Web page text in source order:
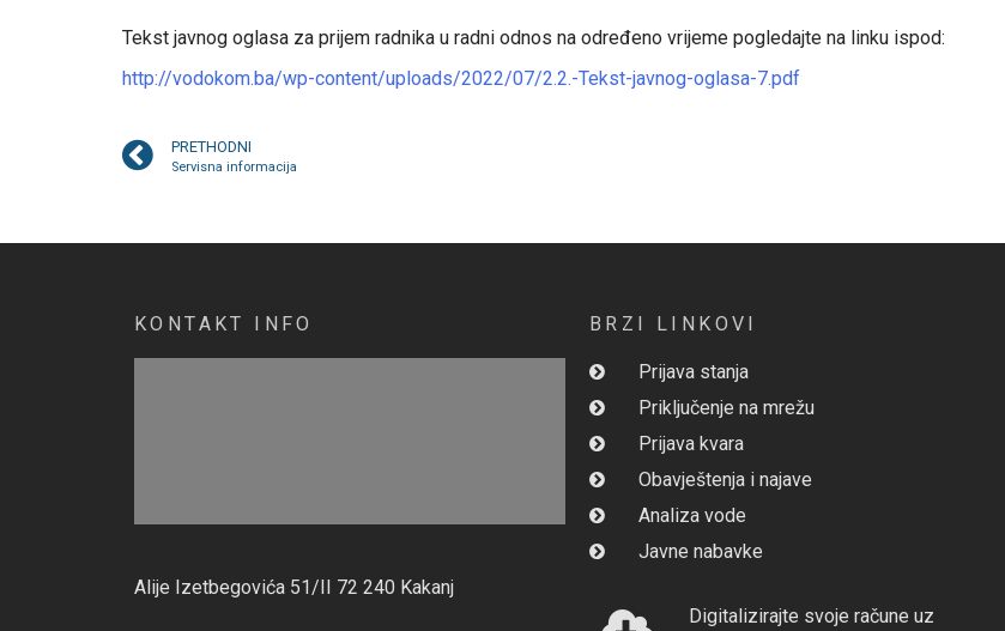
Tekst javnog oglasa za prijem radnika u radni odnos na određeno vrijeme pogledajte na linku ispod:
http://vodokom.ba/wp-content/uploads/2022/07/2.2.-Tekst-javnog-oglasa-7.pdf
PRETHODNI
Servisna informacija
KONTAKT INFO
Alije Izetbegovića 51/II 72 240 Kakanj
BRZI LINKOVI
Prijava stanja
Priključenje na mrežu
Prijava kvara
Obavještenja i najave
Analiza vode
Javne nabavke
Digitalizirajte svoje račune uz